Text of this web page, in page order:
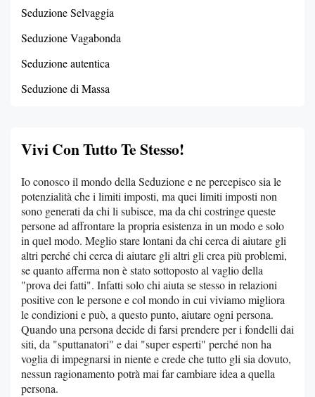
Seduzione Selvaggia
Seduzione Vagabonda
Seduzione autentica
Seduzione di Massa
Vivi Con Tutto Te Stesso!
Io conosco il mondo della Seduzione e ne percepisco sia le
potenzialità che i limiti imposti, ma quei limiti imposti non
sono generati da chi li subisce, ma da chi costringe queste
persone ad affrontare la propria esistenza in un modo e solo
in quel modo. Meglio stare lontani da chi cerca di aiutare gli
altri perché chi cerca di aiutare gli altri gli crea più problemi,
se quanto afferma non è stato sottoposto al vaglio della
"prova dei fatti". Infatti solo chi aiuta se stesso in relazioni
positive con le persone e col mondo in cui viviamo migliora
le condizioni e può, a questo punto, aiutare ogni persona.
Quando una persona decide di farsi prendere per i fondelli dai
siti, da "sputtanatori" e dai "super esperti" perché non ha
voglia di impegnarsi in niente e crede che tutto gli sia dovuto,
nessun ragionamento potrà mai far cambiare idea a quella
persona.